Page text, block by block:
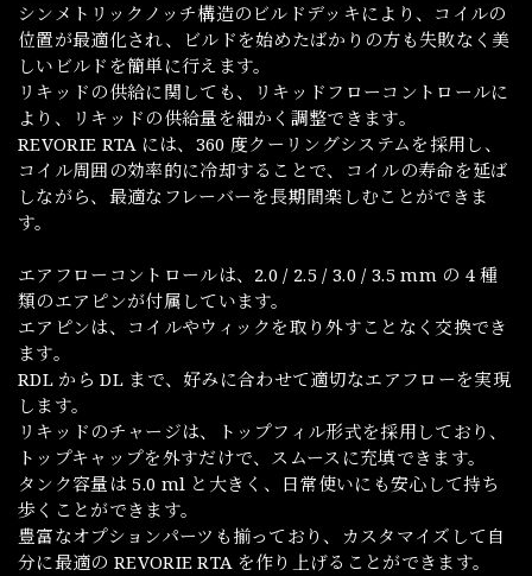
シンメトリックノッチ構造のビルドデッキにより、コイルの
位置が最適化され、ビルドを始めたばかりの方も失敗なく美
しいビルドを簡単に行えます。
リキッドの供給に関しても、リキッドフローコントロールに
より、リキッドの供給量を細かく調整できます。
REVORIE RTA には、360 度クーリングシステムを採用し、
コイル周囲の効率的に冷却することで、コイルの寿命を延ば
しながら、最適なフレーバーを長期間楽しむことができま
す。
エアフローコントロールは、2.0 / 2.5 / 3.0 / 3.5 mm の 4 種
類のエアピンが付属しています。
エアピンは、コイルやウィックを取り外すことなく交換でき
ます。
RDL から DL まで、好みに合わせて適切なエアフローを実現
します。
リキッドのチャージは、トップフィル形式を採用しており、
トップキャップを外すだけで、スムースに充填できます。
タンク容量は 5.0 ml と大きく、日常使いにも安心して持ち
歩くことができます。
豊富なオプションパーツも揃っており、カスタマイズして自
分に最適の REVORIE RTA を作り上げることができます。